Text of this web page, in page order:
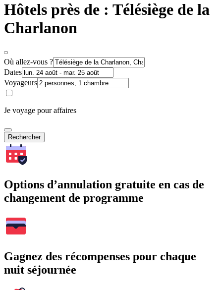
Hôtels près de : Télésiège de la
Charlanon
Où allez-vous ?
Dates
Voyageurs
Je voyage pour affaires
Rechercher
Options d’annulation gratuite en cas de
changement de programme
Gagnez des récompenses pour chaque
nuit séjournée